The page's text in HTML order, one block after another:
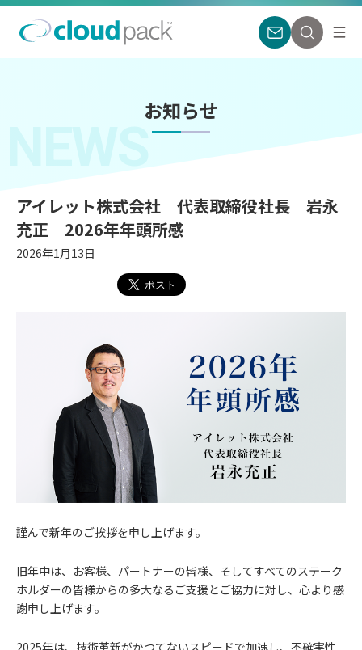
お知らせ
NEWS
アイレット株式会社 代表取締役社長 岩永
充正 2026年年頭所感
2026年1月13日
謹んで新年のご挨拶を申し上げます。
旧年中は、お客様、パートナーの皆様、そしてすべてのステーク
ホルダーの皆様からの多大なるご支援とご協力に対し、心より感
謝申し上げます。